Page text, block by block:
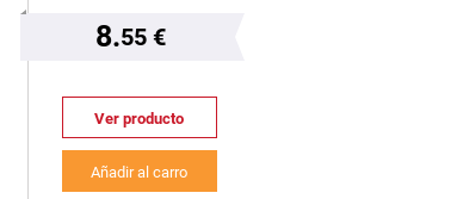
8.55 €
Ver producto
Añadir al carro